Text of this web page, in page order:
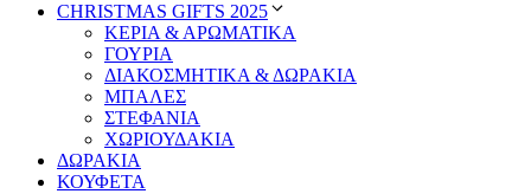
CHRISTMAS GIFTS 2025
ΚΕΡΙΑ & ΑΡΩΜΑΤΙΚΑ
ΓΟΥΡΙΑ
ΔΙΑΚΟΣΜΗΤΙΚΑ & ΔΩΡΑΚΙΑ
ΜΠΑΛΕΣ
ΣΤΕΦΑΝΙΑ
ΧΩΡΙΟΥΔΑΚΙΑ
ΔΩΡΑΚΙΑ
ΚΟΥΦΕΤΑ